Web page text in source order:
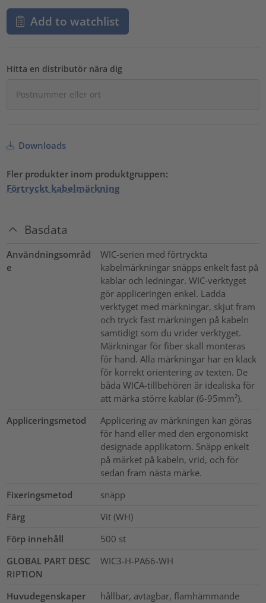
Add to watchlist
Hitta en distributör nära dig
Downloads
Fler produkter inom produktgruppen:
Förtryckt kabelmärkning
Basdata
Användningsområd
e
WIC-serien med förtryckta
kabelmärkningar snäpps enkelt fast på
kablar och ledningar. WIC-verktyget
gör appliceringen enkel. Ladda
verktyget med märkningar, skjut fram
och tryck fast märkningen på kabeln
samtidigt som du vrider verktyget.
Märkningar för fiber skall monteras
för hand. Alla märkningar har en klack
för korrekt orientering av texten. De
båda WICA-tillbehören är idealiska för
att märka större kablar (6-95mm²).
Appliceringsmetod
Applicering av märkningen kan göras
för hand eller med den ergonomiskt
designade applikatorn. Snäpp enkelt
på märket på kabeln, vrid, och för
sedan fram nästa märke.
Fixeringsmetod
snäpp
Färg
Vit (WH)
Förp innehåll
500 st
GLOBAL PART DESC
RIPTION
WIC3-H-PA66-WH
Huvudegenskaper
hållbar, avtagbar, flamhämmande